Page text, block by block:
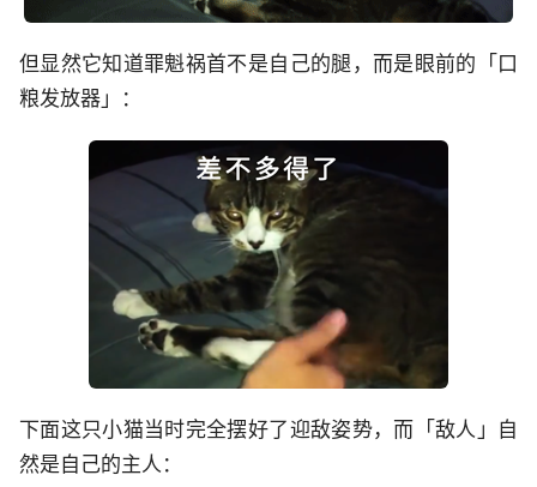
但显然它知道罪魁祸首不是自己的腿，而是眼前的「口
粮发放器」：
下面这只小猫当时完全摆好了迎敌姿势，而「敌人」自
然是自己的主人：